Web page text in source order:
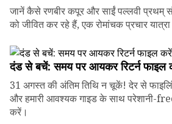
जानें कैसे रणबीर कपूर और साईं पल्लवी प्रथम्
को जीवित कर रहे हैं, एक रोमांचक प्रचार
दंड से बचें: समय पर आयकर रिटर्न फाइल
31 अगस्त की अंतिम तिथि न चूकें! देर से
और हमारी आवश्यक गाइड के साथ परेशानी-
करें।